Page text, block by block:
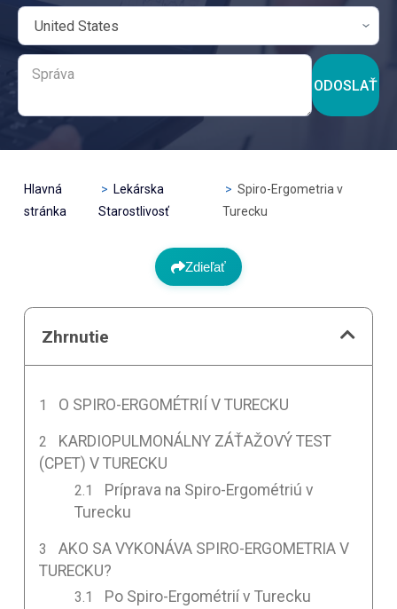
ODOSLAŤ
Hlavná
stránka
Lekárska
Starostlivosť
Spiro-Ergometria v
Turecku
Zdieľať
Zhrnutie
O SPIRO-ERGOMÉTRIÍ V TURECKU
KARDIOPULMONÁLNY ZÁŤAŽOVÝ TEST
(CPET) V TURECKU
Príprava na Spiro-Ergométriú v
Turecku
AKO SA VYKONÁVA SPIRO-ERGOMETRIA V
TURECKU?
Po Spiro-Ergométrií v Turecku